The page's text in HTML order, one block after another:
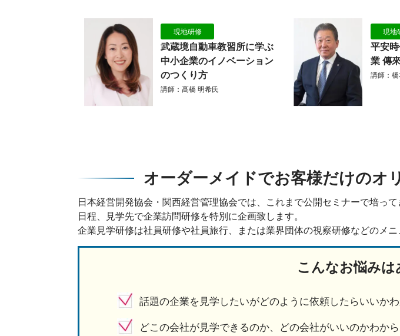
現地研修
武蔵境自動車教習所に学ぶ
中小企業のイノベーション
のつくり方
講師：髙橋 明希氏
現地
平安
業 傳
講師：
オーダーメイドでお客様だけのオ
日本経営開発協会・関西経営管理協会では、これまで公開セミナーで培っ
日程、見学先で企業訪問研修を特別に企画致します。
企業見学研修は社員研修や社員旅行、または業界団体の視察研修などのメニ
こんなお悩み
話題の企業を見学したいがどのように依頼したらいいか
どこの会社が見学できるのか、どの会社がいいのかわか